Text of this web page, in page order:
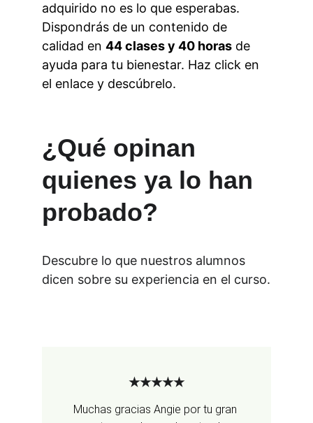
adquirido no es lo que esperabas.
Dispondrás de un contenido de
calidad en 44 clases y 40 horas de
ayuda para tu bienestar. Haz click en
el enlace y descúbrelo.
¿Qué opinan
quienes ya lo han
probado?
Descubre lo que nuestros alumnos
dicen sobre su experiencia en el curso.
Muchas gracias Angie por tu gran
★★★★★